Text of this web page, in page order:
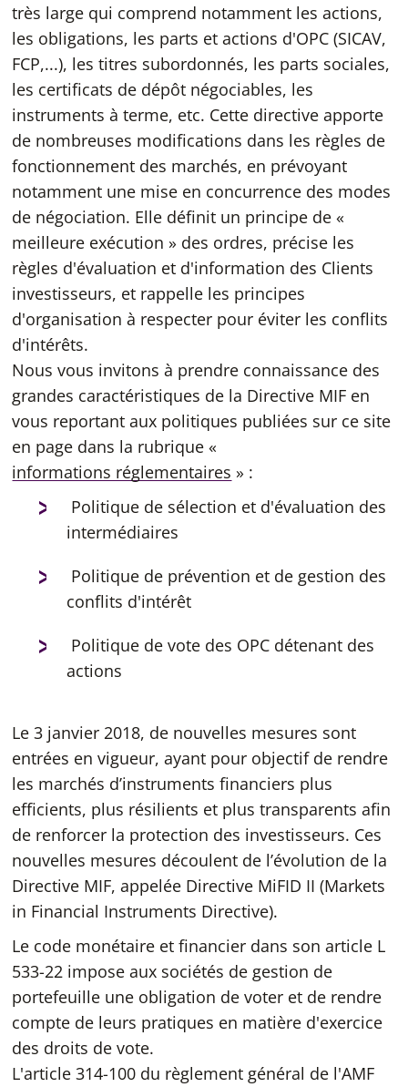
très large qui comprend notamment les actions,
les obligations, les parts et actions d'OPC (SICAV,
FCP,...), les titres subordonnés, les parts sociales,
les certificats de dépôt négociables, les
instruments à terme, etc. Cette directive apporte
de nombreuses modifications dans les règles de
fonctionnement des marchés, en prévoyant
notamment une mise en concurrence des modes
de négociation. Elle définit un principe de «
meilleure exécution » des ordres, précise les
règles d'évaluation et d'information des Clients
investisseurs, et rappelle les principes
d'organisation à respecter pour éviter les conflits
d'intérêts.
Nous vous invitons à prendre connaissance des
grandes caractéristiques de la Directive MIF en
vous reportant aux politiques publiées sur ce site
en page dans la rubrique «
informations réglementaires » :
Politique de sélection et d'évaluation des
intermédiaires
Politique de prévention et de gestion des
conflits d'intérêt
Politique de vote des OPC détenant des
actions
Le 3 janvier 2018, de nouvelles mesures sont
entrées en vigueur, ayant pour objectif de rendre
les marchés d’instruments financiers plus
efficients, plus résilients et plus transparents afin
de renforcer la protection des investisseurs. Ces
nouvelles mesures découlent de l’évolution de la
Directive MIF, appelée Directive MiFID II (Markets
in Financial Instruments Directive).
Le code monétaire et financier dans son article L
533-22 impose aux sociétés de gestion de
portefeuille une obligation de voter et de rendre
compte de leurs pratiques en matière d'exercice
des droits de vote.
L'article 314-100 du règlement général de l'AMF